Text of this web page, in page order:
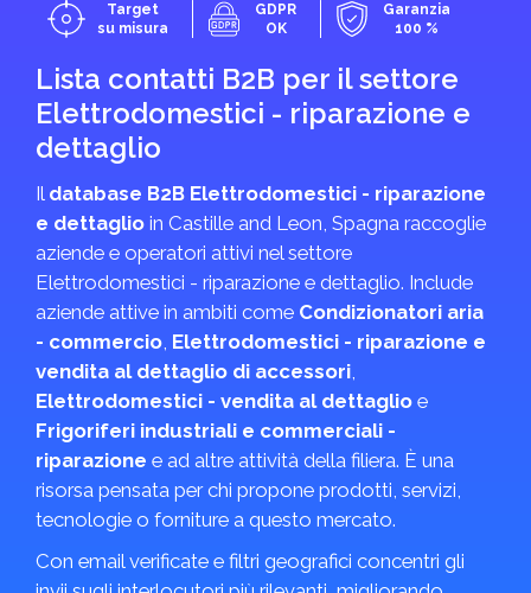
Target
su misura
GDPR
OK
Garanzia
100 %
Lista contatti B2B per il settore
Elettrodomestici - riparazione e
dettaglio
Il database B2B Elettrodomestici - riparazione
e dettaglio in Castille and Leon, Spagna raccoglie
aziende e operatori attivi nel settore
Elettrodomestici - riparazione e dettaglio. Include
aziende attive in ambiti come Condizionatori aria
- commercio, Elettrodomestici - riparazione e
vendita al dettaglio di accessori,
Elettrodomestici - vendita al dettaglio e
Frigoriferi industriali e commerciali -
riparazione e ad altre attività della filiera. È una
risorsa pensata per chi propone prodotti, servizi,
tecnologie o forniture a questo mercato.
Con email verificate e filtri geografici concentri gli